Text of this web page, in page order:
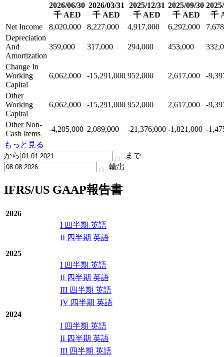
2026/06/30
千 AED
2026/03/31
千 AED
2025/12/31
千 AED
2025/09/30
千 AED
千
Net Income
8,020,000 8,227,000 4,917,000 6,292,000
Depreciation
And
Amortization
359,000 317,000 294,000 453,000
Change In
Working
Capital
6,062,000 -15,291,000 952,000 2,617,000 -
Other
Working
Capital
6,062,000 -15,291,000 952,000 2,617,000 -
Other Non-
Cash Items
-4,205,000 2,089,000 -21,376,000 -1,821,000 -
もっと見る
から
まで
輸出
IFRS/US GAAP報告書
2026
I 四半期 英語
II 四半期 英語
2025
I 四半期 英語
II 四半期 英語
III 四半期 英語
IV 四半期 英語
2024
I 四半期 英語
II 四半期 英語
III 四半期 英語